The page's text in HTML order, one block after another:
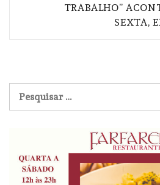
TRABALHO”
SEXTA,